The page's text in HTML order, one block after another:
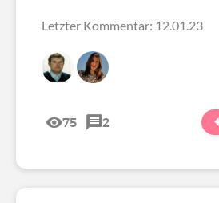
Letzter Kommentar: 12.01.23
75 2